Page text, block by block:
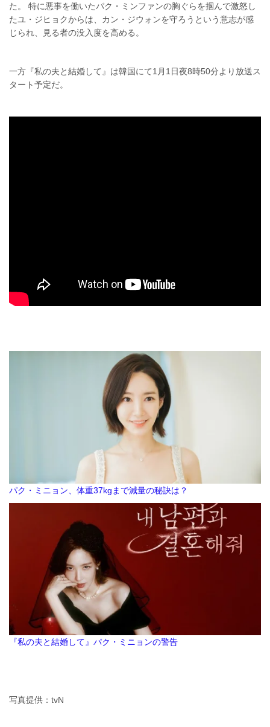
た。 特に悪事を働いたパク・ミンファンの胸ぐらを掴んで激怒し
たユ・ジヒョクからは、カン・ジウォンを守ろうという意志が感
じられ、見る者の没入度を高める。
一方『私の夫と結婚して』は韓国にて1月1日夜8時50分より放送ス
タート予定だ。
パク・ミニョン、体重37kgまで減量の秘訣は？
『私の夫と結婚して』パク・ミニョンの警告
写真提供：tvN